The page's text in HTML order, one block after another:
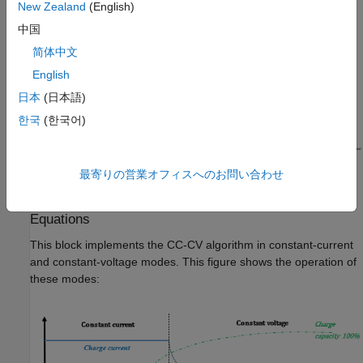
(-1 for inherited)parameter to
This diagram illustrates the overall structure of the block:
Equations
This block implements the CC-CV algorithm in constant-current
and constant-voltage modes. This figure shows the operation of
these modes:
New Zealand (English)
中国
简体中文
English
日本 (日本語)
한국 (한국어)
最寄りの営業オフィスへのお問い合わせ